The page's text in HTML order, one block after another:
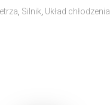
Silnik Układ chłodzenia